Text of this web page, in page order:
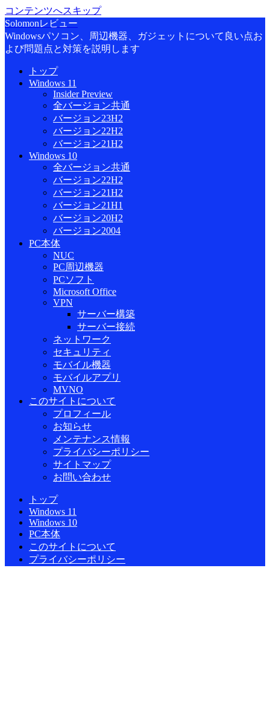
コンテンツへスキップ
Solomonレビュー
Windowsパソコン、周辺機器、ガジェットについて良い点お
よび問題点と対策を説明します
トップ
Windows 11
Insider Preview
全バージョン共通
バージョン23H2
バージョン22H2
バージョン21H2
Windows 10
全バージョン共通
バージョン22H2
バージョン21H2
バージョン21H1
バージョン20H2
バージョン2004
PC本体
NUC
PC周辺機器
PCソフト
Microsoft Office
VPN
サーバー構築
サーバー接続
ネットワーク
セキュリティ
モバイル機器
モバイルアプリ
MVNO
このサイトについて
プロフィール
お知らせ
メンテナンス情報
プライバシーポリシー
サイトマップ
お問い合わせ
トップ
Windows 11
Windows 10
PC本体
このサイトについて
プライバシーポリシー